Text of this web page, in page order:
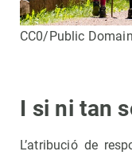
CC0/Public
I si ni tan
L’atribució de